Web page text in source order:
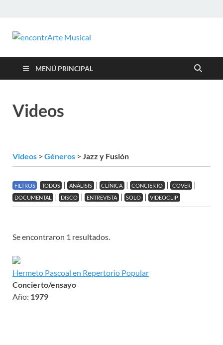
encontrArte
Musical
instrumentos.
MENÚ PRINCIPAL
Videos
Videos > Géneros > Jazz y Fusión
FILTROS TODOS | ANÁLISIS | CLÍNICA | CONCIERTO | COVER |
DOCUMENTAL | DISCO | ENTREVISTA | SOLO | VIDEOCLIP
Se encontraron 1 resultados.
Hermeto Pascoal en Repertorio Popular
Concierto/ensayo
Año: 1979